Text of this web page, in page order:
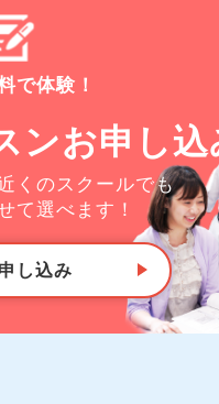
で体験！
ンお申し込
くのスクールでも
て選べます！
し込み